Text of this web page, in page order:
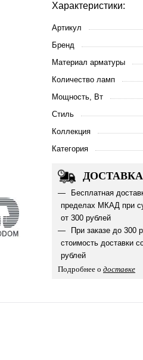
Характеристики:
Артикул
Бренд
Материал арматуры
Количество ламп
Мощность, Вт
Стиль
Коллекция
Категория
ДОСТАВКА
Бесплатная
пределах МКАД при
от 300 рублей
При заказе до 300
стоимость доставки
рублей
Подробнее о доставке